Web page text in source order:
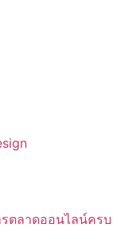
ตลาดออนไลน์ครบ